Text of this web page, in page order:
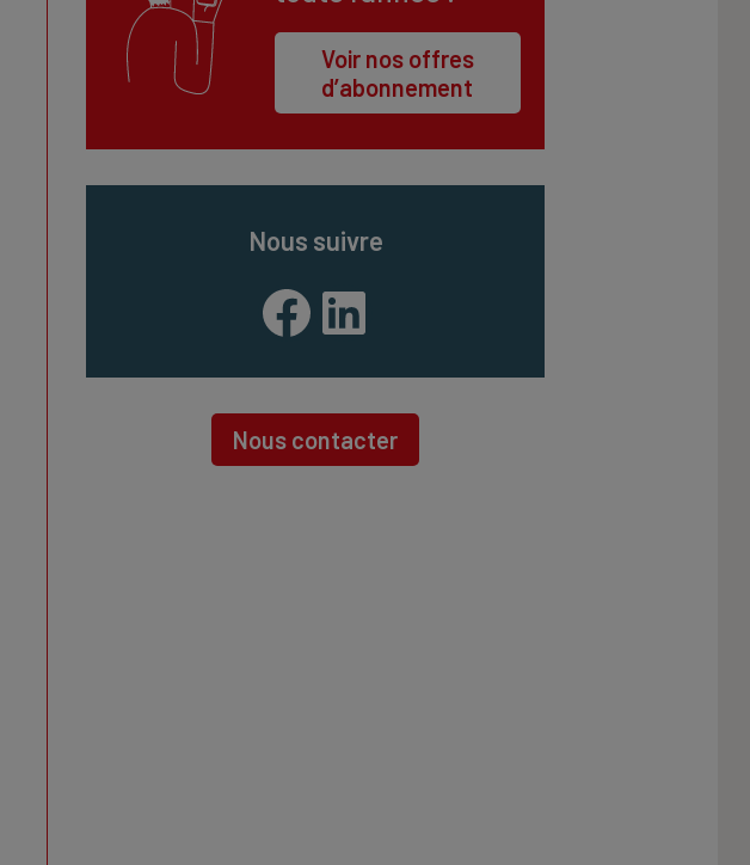
Voir nos offres
d’abonnement
Nous suivre
Facebook LinkedIn
Nous contacter